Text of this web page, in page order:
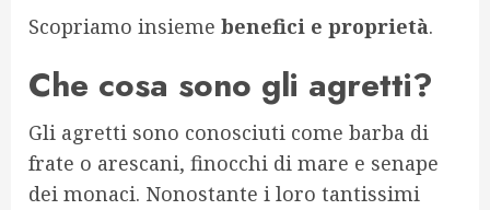
Scopriamo insieme benefici e proprietà.
Che cosa sono gli agretti?
Gli agretti sono conosciuti come barba di
frate o arescani, finocchi di mare e senape
dei monaci. Nonostante i loro tantissimi